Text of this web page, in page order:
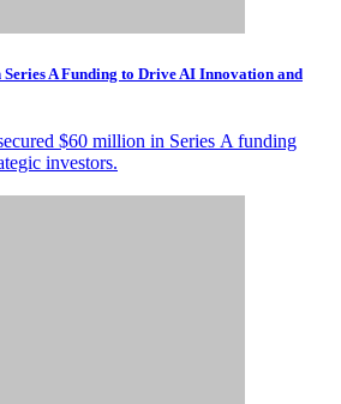
A Funding to Drive AI Innovation and
$60 million in Series A funding
investors.